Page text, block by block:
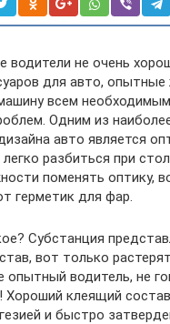
водители не очень
для авто,
всем
Одним из
авто является
разбиться при
поменять оптику,
герметик для фар.
Субстанция
вот только
водитель, не
Хороший клеящий
и быстро